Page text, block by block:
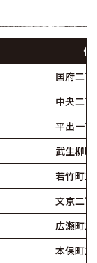
住
国府二
中央二
平出一
武生柳
若竹町
文京二
広瀬町
本保町